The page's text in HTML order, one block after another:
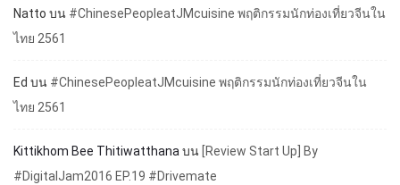
Natto บน #ChinesePeopleatJMcuisine พฤติกรรมนักท่องเที่ยวจีนใน
ไทย 2561
Ed บน #ChinesePeopleatJMcuisine พฤติกรรมนักท่องเที่ยวจีนใน
ไทย 2561
Kittikhom Bee Thitiwatthana บน [Review Start Up] By
#DigitalJam2016 EP.19 #Drivemate